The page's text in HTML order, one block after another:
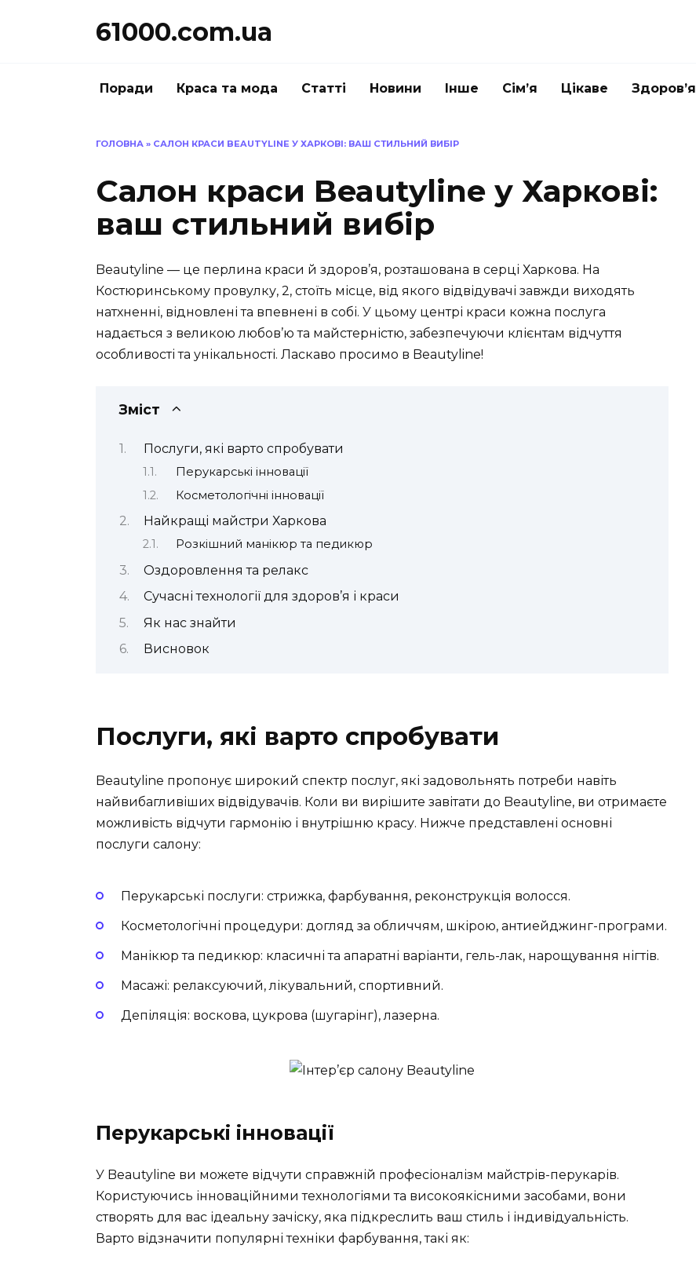
61000.com.ua
Поради Краса та мода Статті Новини Інше Сім’я Цікаве Здоров’я
ГОЛОВНА » САЛОН КРАСИ BEAUTYLINE У ХАРКОВІ: ВАШ СТИЛЬНИЙ ВИБІР
Салон краси Beautyline у Харкові:
ваш стильний вибір
Beautyline — це перлина краси й здоров’я, розташована в серці Харкова. На
Костюринському провулку, 2, стоїть місце, від якого відвідувачі завжди виходять
натхненні, відновлені та впевнені в собі. У цьому центрі краси кожна послуга
надається з великою любов’ю та майстерністю, забезпечуючи клієнтам відчуття
особливості та унікальності. Ласкаво просимо в Beautyline!
Зміст
Послуги, які варто спробувати
Перукарські інновації
Косметологічні інновації
Найкращі майстри Харкова
Розкішний манікюр та педикюр
Оздоровлення та релакс
Сучасні технології для здоров’я і краси
Як нас знайти
Висновок
Послуги, які варто спробувати
Beautyline пропонує широкий спектр послуг, які задовольнять потреби навіть
найвибагливіших відвідувачів. Коли ви вирішите завітати до Beautyline, ви отримаєте
можливість відчути гармонію і внутрішню красу. Нижче представлені основні
послуги салону:
Перукарські послуги: стрижка, фарбування, реконструкція волосся.
Косметологічні процедури: догляд за обличчям, шкірою, антиейджинг-програми.
Манікюр та педикюр: класичні та апаратні варіанти, гель-лак, нарощування нігтів.
Масажі: релаксуючий, лікувальний, спортивний.
Депіляція: воскова, цукрова (шугарінг), лазерна.
Перукарські інновації
У Beautyline ви можете відчути справжній професіоналізм майстрів-перукарів.
Користуючись інноваційними технологіями та високоякісними засобами, вони
створять для вас ідеальну зачіску, яка підкреслить ваш стиль і індивідуальність.
Варто відзначити популярні техніки фарбування, такі як: